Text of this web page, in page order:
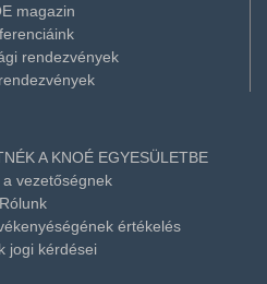
magazin
rendezvények
A KNOÉ EGYESÜLETBE
vezetőségnek
Rólunk
értékelés
jogi kérdései